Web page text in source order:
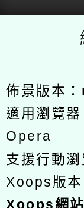
佈景版本：
適用瀏覽
Opera
支援行動
Xoops版本
Xoops網